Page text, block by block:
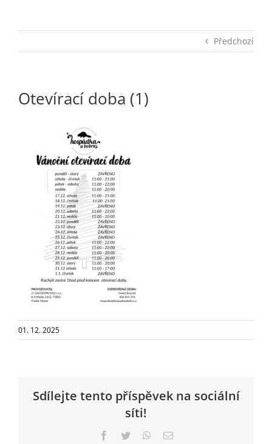
Předchozí
Otevírací doba (1)
01. 12. 2025
Sdílejte tento příspěvek na sociální
síti!
Facebook
Twitter WhatsApp
E-